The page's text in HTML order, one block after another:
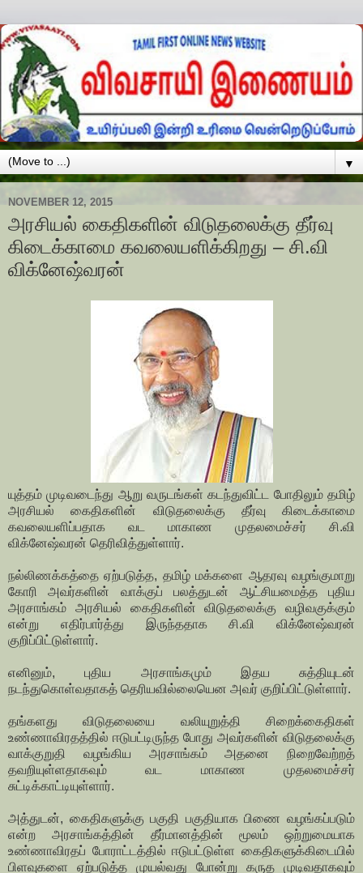
▼
NOVEMBER 12, 2015
அரசியல் கைதிகளின் விடுதலைக்கு தீர்வு
கிடைக்காமை கவலையளிக்கிறது – சி.வி
விக்னேஷ்வரன்
யுத்தம் முடிவடைந்து ஆறு வருடங்கள் கடந்துவிட்ட போதிலும் தமிழ்
அரசியல் கைதிகளின் விடுதலைக்கு தீர்வு கிடைக்காமை
கவலையளிப்பதாக வட மாகாண முதலமைச்சர் சி.வி
விக்னேஷ்வரன் தெரிவித்துள்ளார்.
நல்லிணக்கத்தை ஏற்படுத்த, தமிழ் மக்களை ஆதரவு வழங்குமாறு
கோரி அவர்களின் வாக்குப் பலத்துடன் ஆட்சியமைத்த புதிய
அரசாங்கம் அரசியல் கைதிகளின் விடுதலைக்கு வழிவகுக்கும்
என்று எதிர்பார்த்து இருந்ததாக சி.வி விக்னேஷ்வரன்
குறிப்பிட்டுள்ளார்.
எனினும், புதிய அரசாங்கமும் இதய சுத்தியுடன்
நடந்துகொள்வதாகத் தெரியவில்லையென அவர் குறிப்பிட்டுள்ளார்.
தங்களது விடுதலையை வலியுறுத்தி சிறைக்கைதிகள்
உண்ணாவிரதத்தில் ஈடுபட்டிருந்த போது அவர்களின் விடுதலைக்கு
வாக்குறுதி வழங்கிய அரசாங்கம் அதனை நிறைவேற்றத்
தவறியுள்ளதாகவும் வட மாகாண முதலமைச்சர்
சுட்டிக்காட்டியுள்ளார்.
அத்துடன், கைதிகளுக்கு பகுதி பகுதியாக பிணை வழங்கப்படும்
என்ற அரசாங்கத்தின் தீர்மானத்தின் மூலம் ஒற்றுமையாக
உண்ணாவிரதப் போராட்டத்தில் ஈடுபட்டுள்ள கைதிகளுக்கிடையில்
பிளவுகளை ஏற்படுத்த முயல்வது போன்று கருத முடிவதாகவும்